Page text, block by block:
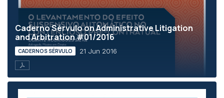
Caderno Sérvulo on Administrative Litigation
and Arbitration #01/2016
CADERNOS SÉRVULO 21 Jun 2016